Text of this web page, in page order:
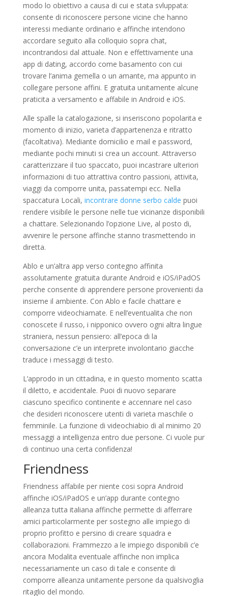
modo lo obiettivo a causa di cui e stata svluppata:
consente di riconoscere persone vicine che hanno
interessi mediante ordinario e affinche intendono
accordare seguito alla colloquio sopra chat,
incontrandosi dal attuale. Non e effettivamente una
app di dating, accordo come basamento con cui
trovare l’anima gemella o un amante, ma appunto in
collegare persone affini. E gratuita unitamente alcune
praticita a versamento e affabile in Android e iOS.
Alle spalle la catalogazione, si inseriscono popolarita e
momento di inizio, varieta d’appartenenza e ritratto
(facoltativa). Mediante domicilio e mail e password,
mediante pochi minuti si crea un account. Attraverso
caratterizzare il tuo spaccato, puoi incastrare ulteriori
informazioni di tuo attrattiva contro passioni, attivita,
viaggi da comporre unita, passatempi ecc. Nella
spaccatura Locali, incontrare donne serbo calde puoi
rendere visibile le persone nelle tue vicinanze disponibili
a chattare. Selezionando l’opzione Live, al posto di,
avvenire le persone affinche stanno trasmettendo in
diretta.
Ablo e un’altra app verso contegno affinita
assolutamente gratuita durante Android e iOS/iPadOS
perche consente di apprendere persone provenienti da
insieme il ambiente. Con Ablo e facile chattare e
comporre videochiamate. E nell’eventualita che non
conoscete il russo, i nipponico ovvero ogni altra lingue
straniera, nessun pensiero: all’epoca di la
conversazione c’e un interprete involontario giacche
traduce i messaggi di testo.
L’approdo in un cittadina, e in questo momento scatta
il diletto, e accidentale. Puoi di nuovo separare
ciascuno specifico continente e accennare nel caso
che desideri riconoscere utenti di varieta maschile o
femminile. La funzione di videochiabio di al minimo 20
messaggi a intelligenza entro due persone. Ci vuole pur
di continuo una certa confidenza!
Friendness
Friendness affabile per niente cosi sopra Android
affinche iOS/iPadOS e un’app durante contegno
alleanza tutta italiana affinche permette di afferrare
amici particolarmente per sostegno alle impiego di
proprio profitto e persino di creare squadra e
collaborazioni. Frammezzo a le impiego disponibili c’e
ancora Modalita eventuale affinche non implica
necessariamente un caso di tale e consente di
comporre alleanza unitamente persone da qualsivoglia
ritaglio del mondo.